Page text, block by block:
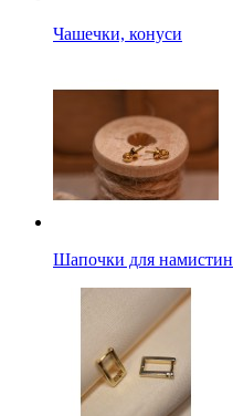
Чашечки, конуси
Шапочки для намистин